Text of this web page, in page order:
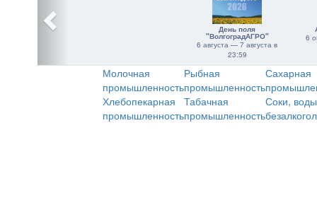
День поля
"ВолгоградАГРО"
6 августа — 7 августа в
23:59
6
Молочная
промышленность
Рыбная
промышленность
Сахарная
Хлебопекарная
промышленность
Табачная
промышленность
Соки,